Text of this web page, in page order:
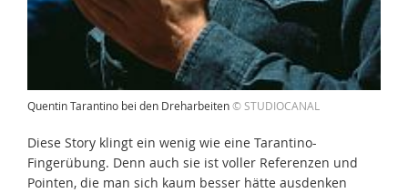
Quentin Tarantino bei den Dreharbeiten© STUDIOCANAL
Diese Story klingt ein wenig wie eine Tarantino-
Fingerübung. Denn auch sie ist voller Referenzen und
Pointen, die man sich kaum besser hätte ausdenken